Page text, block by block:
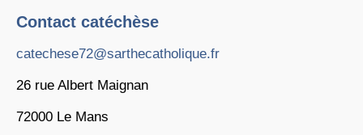
Contact catéchèse
catechese72@sarthecatholique.fr
26 rue Albert Maignan
72000 Le Mans